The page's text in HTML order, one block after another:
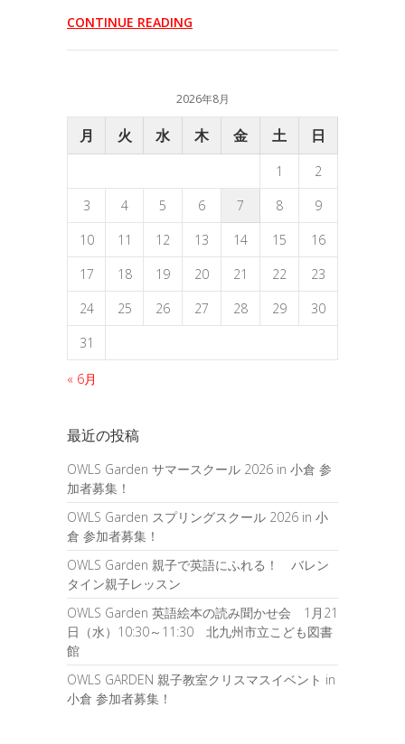
CONTINUE READING
2026年8月
月 火 水 木 金 土 日
1
2
3
4 5 6 7 8
9
10
11 12 13 14 15
16
17
18 19 20 21 22
23
24
25 26 27 28 29
30
31
« 6月
最近の投稿
OWLS Garden サマースクール 2026 in 小倉 参
加者募集！
OWLS Garden スプリングスクール 2026 in 小
倉 参加者募集！
OWLS Garden 親子で英語にふれる！ バレン
タイン親子レッスン
OWLS Garden 英語絵本の読み聞かせ会 1月21
日（水）10:30～11:30 北九州市立こども図書
館
OWLS GARDEN 親子教室クリスマスイベント in
小倉 参加者募集！